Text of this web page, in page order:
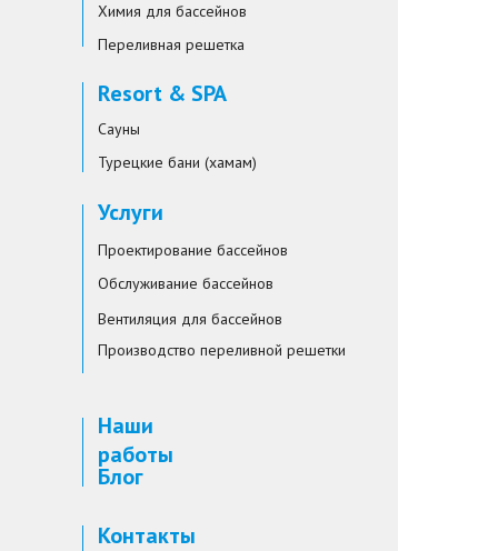
Химия для бассейнов
Переливная решетка
Resort & SPA
Сауны
Турецкие бани (хамам)
Услуги
Проектирование бассейнов
Обслуживание бассейнов
Вентиляция для бассейнов
Производство переливной решетки
Наши
работы
Блог
Контакты